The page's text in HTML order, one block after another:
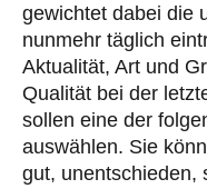
gewichtet dabei die
nunmehr täglich
Aktualität, Art und
Qualität bei der
sollen eine der
auswählen. Sie
gut, unentschieden,